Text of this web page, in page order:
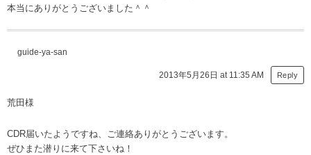
本当にありがとうございました＾＾
guide-ya-san
2013年5月26日 at 11:35 AM Reply
荒田様
CDR届いたようですね、ご連絡ありがとうございます。
ぜひまた潜りに来て下さいね！